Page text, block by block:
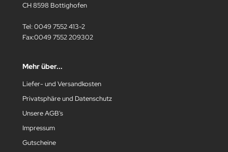
CH 8598 Bottighofen
Tel: 0049 7552 413-2
Fax:0049 7552 209302
Mehr über...
Liefer- und Versandkosten
Privatsphäre und Datenschutz
Unsere AGB's
Impressum
Gutscheine